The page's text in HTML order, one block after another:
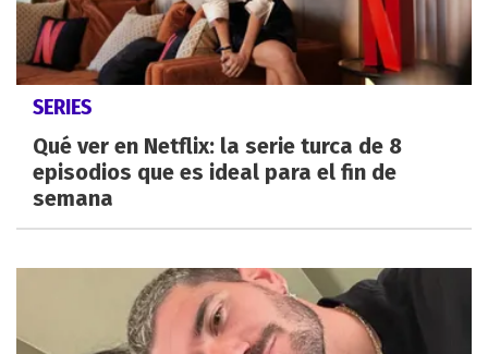
SERIES
Qué ver en Netflix: la serie turca de 8
episodios que es ideal para el fin de
semana